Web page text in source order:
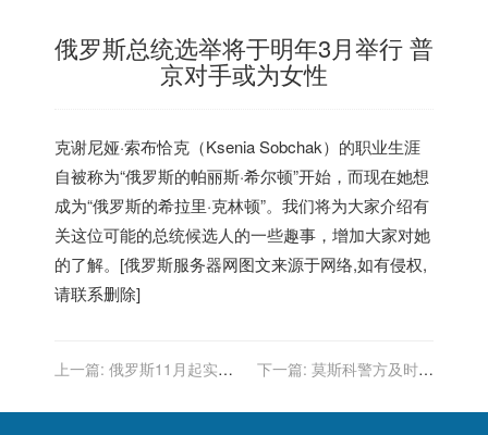
俄罗斯总统选举将于明年3月举行 普
京对手或为女性
克谢尼娅·索布恰克（Ksenia Sobchak）的职业生涯
自被称为“俄罗斯的帕丽斯·希尔顿”开始，而现在她想
成为“俄罗斯的希拉里·克林顿”。我们将为大家介绍有
关这位可能的总统候选人的一些趣事，增加大家对她
的了解。[俄罗斯服务器网图文来源于网络,如有侵权,
请联系删除]
上一篇: 俄罗斯11月起实施
下一篇: 莫斯科警方及时制
吉斯坦